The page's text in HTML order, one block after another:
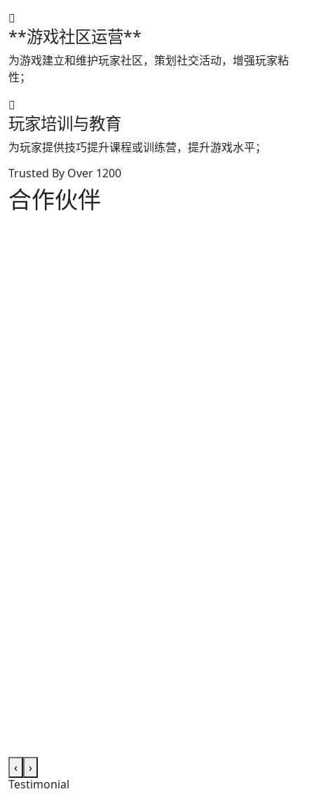
**游戏社区运营**
为游戏建立和维护玩家社区，策划社交活动，增强玩家粘
性；
玩家培训与教育
为玩家提供技巧提升课程或训练营，提升游戏水平；
Trusted By Over 1200
合作伙伴
‹
›
Testimonial